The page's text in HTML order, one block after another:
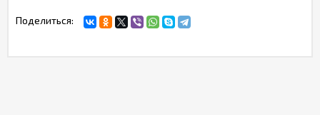
Поделиться: